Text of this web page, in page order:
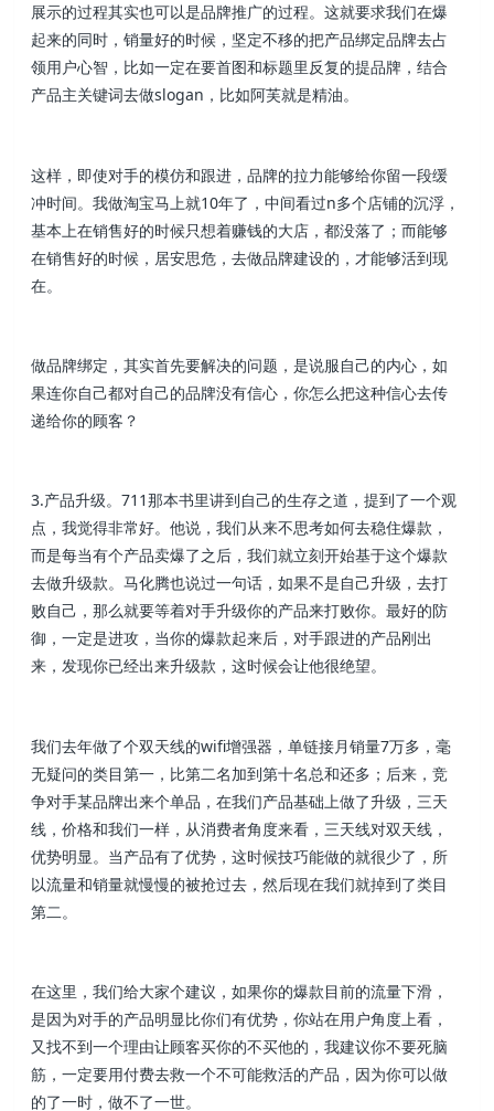
展示的过程其实也可以是品牌推广的过程。这就要求我们在爆
起来的同时，销量好的时候，坚定不移的把产品绑定品牌去占
领用户心智，比如一定在要首图和标题里反复的提品牌，结合
产品主关键词去做slogan，比如阿芙就是精油。
这样，即使对手的模仿和跟进，品牌的拉力能够给你留一段缓
冲时间。我做淘宝马上就10年了，中间看过n多个店铺的沉浮，
基本上在销售好的时候只想着赚钱的大店，都没落了；而能够
在销售好的时候，居安思危，去做品牌建设的，才能够活到现
在。
做品牌绑定，其实首先要解决的问题，是说服自己的内心，如
果连你自己都对自己的品牌没有信心，你怎么把这种信心去传
递给你的顾客？
3.产品升级。711那本书里讲到自己的生存之道，提到了一个观
点，我觉得非常好。他说，我们从来不思考如何去稳住爆款，
而是每当有个产品卖爆了之后，我们就立刻开始基于这个爆款
去做升级款。马化腾也说过一句话，如果不是自己升级，去打
败自己，那么就要等着对手升级你的产品来打败你。最好的防
御，一定是进攻，当你的爆款起来后，对手跟进的产品刚出
来，发现你已经出来升级款，这时候会让他很绝望。
我们去年做了个双天线的wifi增强器，单链接月销量7万多，毫
无疑问的类目第一，比第二名加到第十名总和还多；后来，竞
争对手某品牌出来个单品，在我们产品基础上做了升级，三天
线，价格和我们一样，从消费者角度来看，三天线对双天线，
优势明显。当产品有了优势，这时候技巧能做的就很少了，所
以流量和销量就慢慢的被抢过去，然后现在我们就掉到了类目
第二。
在这里，我们给大家个建议，如果你的爆款目前的流量下滑，
是因为对手的产品明显比你们有优势，你站在用户角度上看，
又找不到一个理由让顾客买你的不买他的，我建议你不要死脑
筋，一定要用付费去救一个不可能救活的产品，因为你可以做
的了一时，做不了一世。